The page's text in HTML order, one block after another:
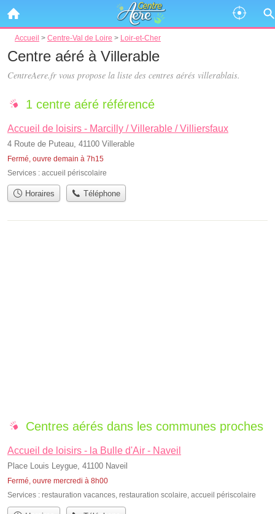
Accueil > Centre-Val de Loire > Loir-et-Cher
Centre aéré à Villerable
CentreAere.fr vous propose la liste des centres aérés villerablais.
1 centre aéré référencé
Accueil de loisirs - Marcilly / Villerable / Villiersfaux
4 Route de Puteau, 41100 Villerable
Fermé, ouvre demain à 7h15
Services : accueil périscolaire
Horaires Téléphone
Centres aérés dans les communes proches
Accueil de loisirs - la Bulle d'Air - Naveil
Place Louis Leygue, 41100 Naveil
Fermé, ouvre mercredi à 8h00
Services : restauration vacances, restauration scolaire, accueil périscolaire